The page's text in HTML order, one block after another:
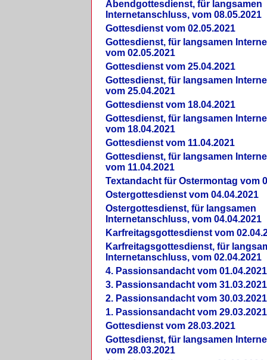
Abendgottesdienst, für langsamen
Internetanschluss, vom 08.05.2021
Gottesdienst vom 02.05.2021
Gottesdienst, für langsamen
vom 02.05.2021
Gottesdienst vom 25.04.2021
Gottesdienst, für langsamen
vom 25.04.2021
Gottesdienst vom 18.04.2021
Gottesdienst, für langsamen
vom 18.04.2021
Gottesdienst vom 11.04.2021
Gottesdienst, für langsamen
vom 11.04.2021
Textandacht für Ostermontag vom
Ostergottesdienst vom 04.04.2021
Ostergottesdienst, für langsamen
Internetanschluss, vom 04.04.2021
Karfreitagsgottesdienst vom
Karfreitagsgottesdienst, für
Internetanschluss, vom 02.04.2021
4. Passionsandacht vom 01.04.2021
3. Passionsandacht vom 31.03.2021
2. Passionsandacht vom 30.03.2021
1. Passionsandacht vom 29.03.2021
Gottesdienst vom 28.03.2021
Gottesdienst, für langsamen
vom 28.03.2021